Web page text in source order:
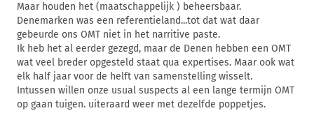
Maar houden het (maatschappelijk ) beheersbaar.
Denemarken was een referentieland...tot dat wat daar
gebeurde ons OMT niet in het narritive paste.
Ik heb het al eerder gezegd, maar de Denen hebben een OMT
wat veel breder opgesteld staat qua expertises. Maar ook wat
elk half jaar voor de helft van samenstelling wisselt.
Intussen willen onze usual suspects al een lange termijn OMT
op gaan tuigen. uiteraard weer met dezelfde poppetjes.